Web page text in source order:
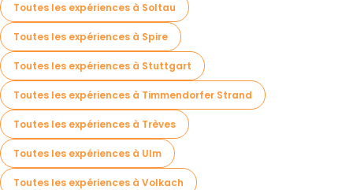
Toutes les expériences à Soltau
Toutes les expériences à Spire
Toutes les expériences à Stuttgart
Toutes les expériences à Timmendorfer Strand
Toutes les expériences à Trèves
Toutes les expériences à Ulm
Toutes les expériences à Volkach